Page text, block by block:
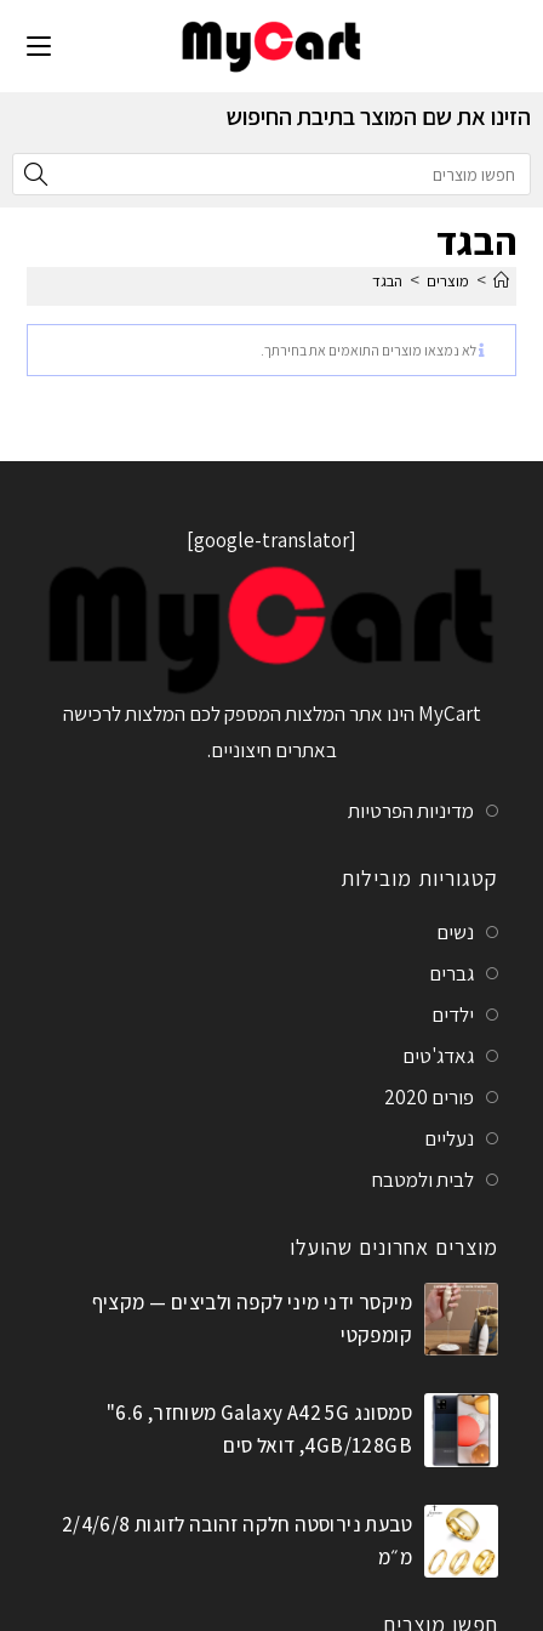
הזינו את שם המוצר בתיבת החיפוש
הבגד
> מוצרים > הבגד
לא נמצאו מוצרים התואמים את בחירתך.
[google-translator]
MyCart הינו אתר המלצות המספק לכם המלצות לרכישה
באתרים חיצוניים.
מדיניות הפרטיות
קטגוריות מובילות
נשים
גברים
ילדים
גאדג'טים
פורים 2020
נעליים
לבית ולמטבח
מוצרים אחרונים שהועלו
מיקסר ידני מיני לקפה ולביצים — מקציף
קומפקטי
סמסונג Galaxy A42 5G משוחזר, 6.6"
4GB/128GB, דואל סים
טבעת נירוסטה חלקה זהובה לזוגות 2/4/6/8
מ״מ
חפשו מוצרים